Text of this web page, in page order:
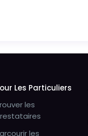
Les Particuliers
les
les